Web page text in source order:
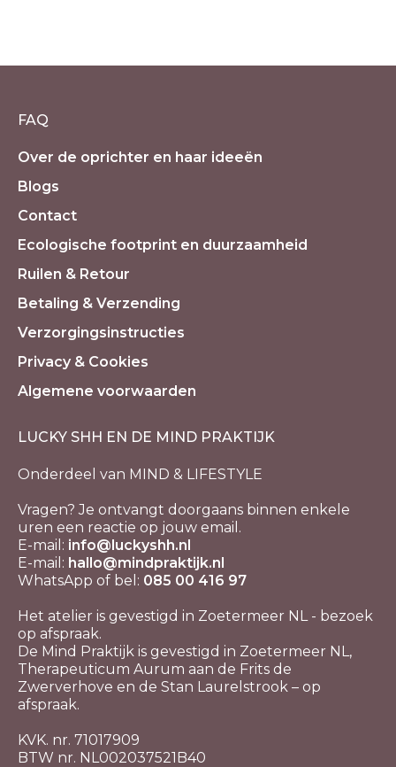
FAQ
Over de oprichter en haar ideeën
Blogs
Contact
Ecologische footprint en duurzaamheid
Ruilen & Retour
Betaling & Verzending
Verzorgingsinstructies
Privacy & Cookies
Algemene voorwaarden
LUCKY SHH EN DE MIND PRAKTIJK
Onderdeel van MIND & LIFESTYLE
Vragen? Je ontvangt doorgaans binnen enkele
uren een reactie op jouw email.
E-mail: info@luckyshh.nl
E-mail: hallo@mindpraktijk.nl
WhatsApp of bel: 085 00 416 97
Het atelier is gevestigd in Zoetermeer NL - bezoek
op afspraak.
De Mind Praktijk is gevestigd in Zoetermeer NL,
Therapeuticum Aurum aan de Frits de
Zwerverhove en de Stan Laurelstrook – op
afspraak.
KVK. nr. 71017909
BTW nr. NL002037521B40